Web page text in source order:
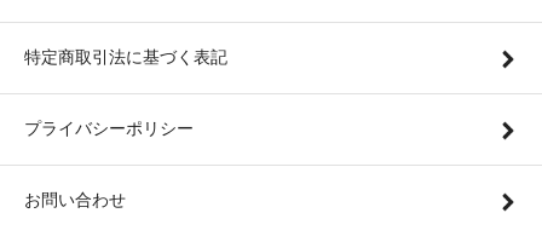
特定商取引法に基づく表記
プライバシーポリシー
お問い合わせ